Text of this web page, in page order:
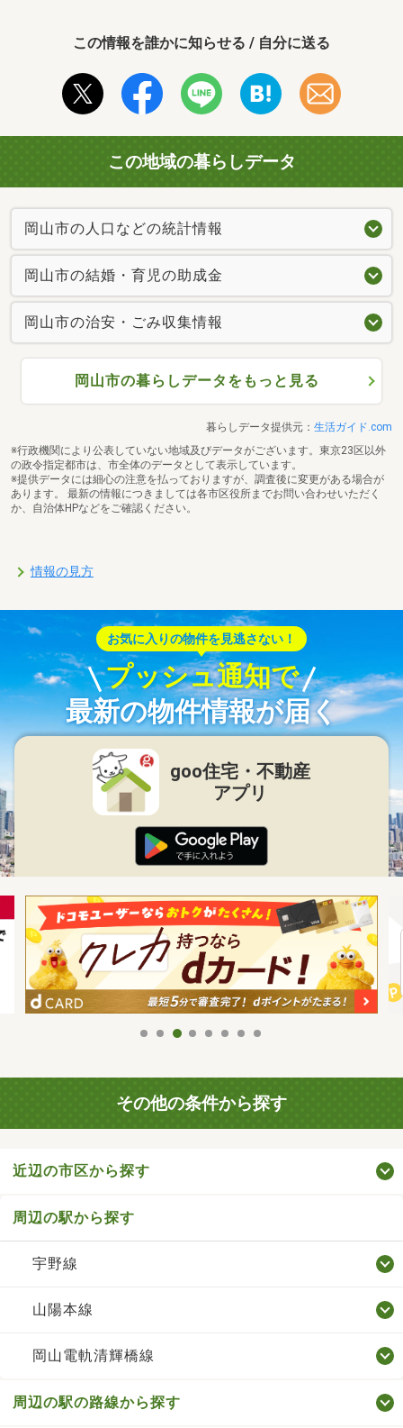
この情報を誰かに知らせる / 自分に送る
この地域の暮らしデータ
岡山市の人口などの統計情報
岡山市の結婚・育児の助成金
岡山市の治安・ごみ収集情報
岡山市の暮らしデータをもっと見る
暮らしデータ提供元： 生活ガイド.com
※行政機関により公表していない地域及びデータがございます。東京23区以外
の政令指定都市は、市全体のデータとして表示しています。
※提供データには細心の注意を払っておりますが、調査後に変更がある場合が
あります。 最新の情報につきましては各市区役所までお問い合わせいただく
か、自治体HPなどをご確認ください。
情報の見方
お気に入りの物件を見逃さない！
プッシュ通知で
最新の物件情報が届く
goo住宅・不動産
アプリ
その他の条件から探す
近辺の市区から探す
周辺の駅から探す
宇野線
山陽本線
岡山電軌清輝橋線
周辺の駅の路線から探す